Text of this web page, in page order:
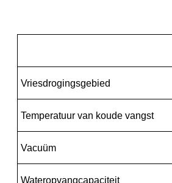
Vriesdrogingsgebied
Temperatuur van koude vangst
Vacuüm
Wateropvangcapaciteit